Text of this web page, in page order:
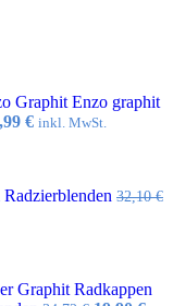
Enzo graphit
€Aktueller
inkl. MwSt.
32,10€
Radkappen